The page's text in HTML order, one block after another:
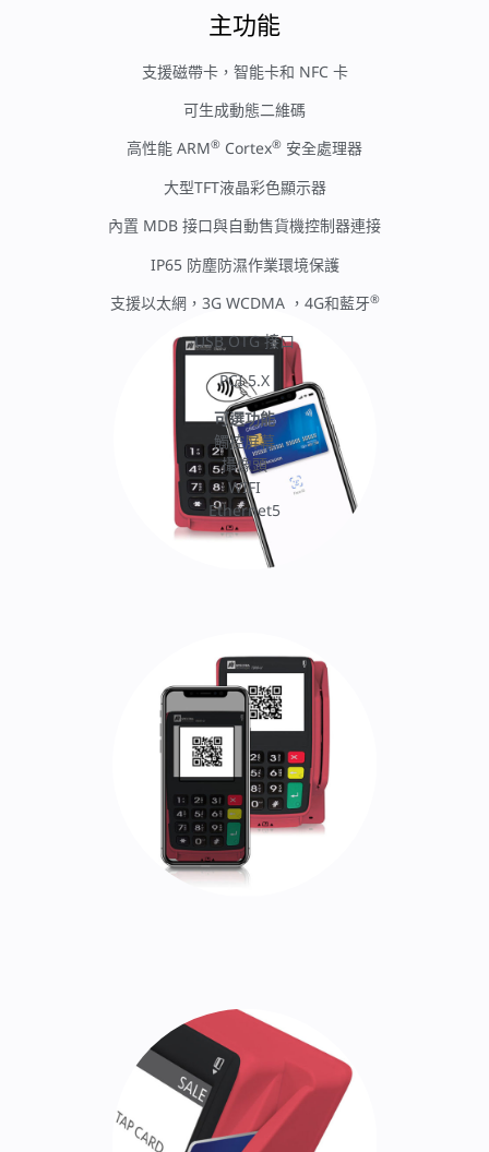
主功能
支援磁帶卡，智能卡和 NFC 卡
可生成動態二維碼
高性能 ARM® Cortex® 安全處理器
大型TFT液晶彩色顯示器
內置 MDB 接口與自動售貨機控制器連接
IP65 防塵防濕作業環境保護
支援以太網，3G WCDMA ，4G和藍牙®
USB OTG 接口
PCI 5.X
可選功能
觸控屏幕
攝像頭
WIFI
Ethernet5